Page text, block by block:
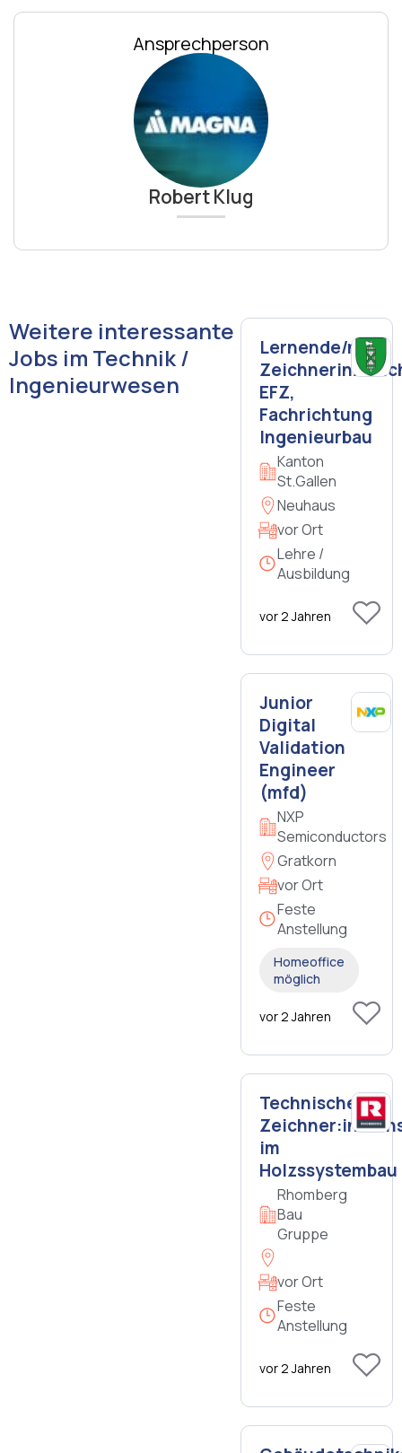
Ansprechperson
Robert Klug
Weitere interessante
Jobs im Technik /
Ingenieurwesen
Lernende/n
Zeichnerin/
EFZ,
Fachrichtung
Ingenieurbau
Kanton
St.Gallen
Neuhaus
vor Ort
Lehre /
Ausbildung
vor 2 Jahren
Junior
Digital
Validation
Engineer
(mfd)
NXP
Semiconductors
Gratkorn
vor Ort
Feste
Anstellung
Homeoffice
möglich
vor 2 Jahren
Technische:r
Zeichner:in/
im
Holzssystembau
Rhomberg
Bau
Gruppe
vor Ort
Feste
Anstellung
vor 2 Jahren